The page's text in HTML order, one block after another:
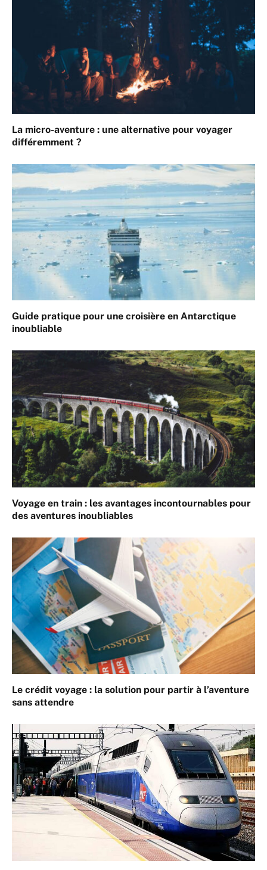
La micro-aventure : une alternative pour voyager
différemment ?
Guide pratique pour une croisière en Antarctique
inoubliable
Voyage en train : les avantages incontournables pour
des aventures inoubliables
Le crédit voyage : la solution pour partir à l’aventure
sans attendre